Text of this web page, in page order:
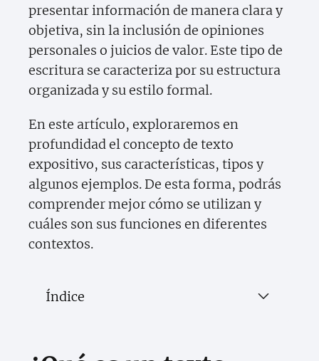
presentar información de manera clara y
objetiva, sin la inclusión de opiniones
personales o juicios de valor. Este tipo de
escritura se caracteriza por su estructura
organizada y su estilo formal.
En este artículo, exploraremos en
profundidad el concepto de texto
expositivo, sus características, tipos y
algunos ejemplos. De esta forma, podrás
comprender mejor cómo se utilizan y
cuáles son sus funciones en diferentes
contextos.
Índice